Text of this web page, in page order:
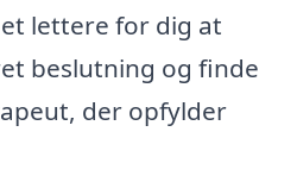
lettere for dig at
beslutning og finde
der opfylder